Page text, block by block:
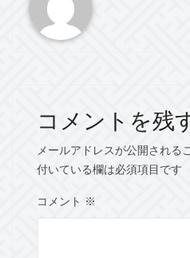
コメントを残
メールアドレスが公開される
付いている欄は必須項目です
コメント ※